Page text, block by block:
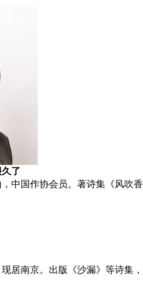
了
中国作协会员。著诗集《风吹
居南京。出版《沙漏》等诗集